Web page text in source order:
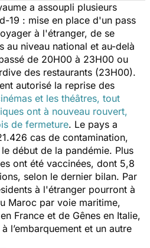
a assoupli plusieurs
19 : mise en place d'un pass
à l'étranger, de se
au niveau national et au-delà
de 20H00 à 23H00 ou
des restaurants (23H00).
autorisé la reprise des
et les théâtres, tout
ont à nouveau rouvert,
de fermeture. Le pays a
cas de contamination,
début de la pandémie. Plus
ont été vaccinées, dont 5,8
selon le dernier bilan. Par
à l'étranger pourront à
Maroc par voie maritime,
France et de Gênes en Italie,
l’embarquement et un autre